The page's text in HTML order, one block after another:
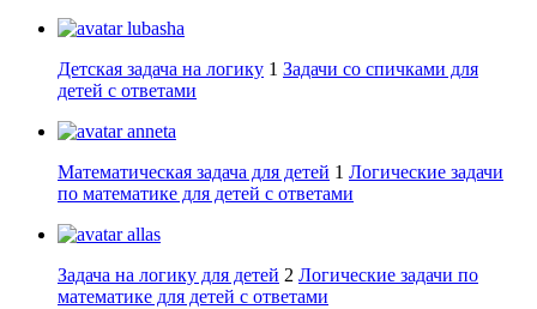
lubasha
Детская задача на логику 1 Задачи со спичками для
детей с ответами
anneta
Математическая задача для детей 1 Логические задачи
по математике для детей с ответами
allas
Задача на логику для детей 2 Логические задачи по
математике для детей с ответами